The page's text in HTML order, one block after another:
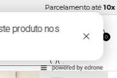
Parcelamento até10x
0